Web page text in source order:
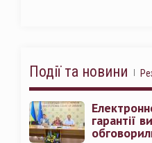
Події та новини
гарантії